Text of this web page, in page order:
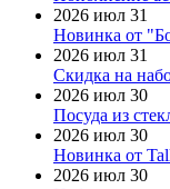
2026 июл 31
Новинка от
2026 июл 31
Скидка на
2026 июл 30
Посуда из
2026 июл 30
Новинка от
2026 июл 30